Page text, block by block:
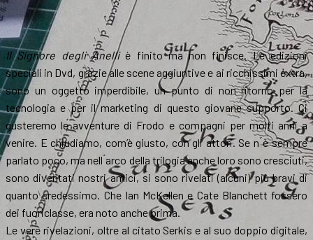
Il Signore degli Anelliè finito ma non finisce. Le edizioni
speciali in Dvd, grazie alle scene aggiuntive e ai ricchissimi extra,
sono un oggetto imperdibile, un punto di non ritorno per la
tecnologia e per il marketing di questo giovane supporto. Ci
gusteremo le avventure di Frodo e compagni per molti anni a
venire. E chiudiamo, com’è giusto, con gli attori. Se n ́è sempre
parlato poco, ma nell ́arco della trilogia anche loro sono cresciuti,
sono diventati nostri amici, si sono rivelati (alcuni) più bravi di
quanto credessimo. Che Ian McKellen e Cate Blanchett fossero
dei fuoriclasse, era noto anche prima.
Le vere rivelazioni, oltre al citato Serkis e al suo doppio digitale,